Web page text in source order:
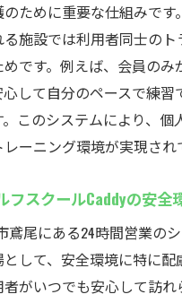
ために重要な仕組みです
施設では利用者同士の
です。例えば、会員のみ
して自分のペースで練習
このシステムにより、個
ーニング環境が実現され
フスクールCaddyの安全
鳶尾にある24時間営業の
して、安全環境に特に配
がいつでも安心して訪れ